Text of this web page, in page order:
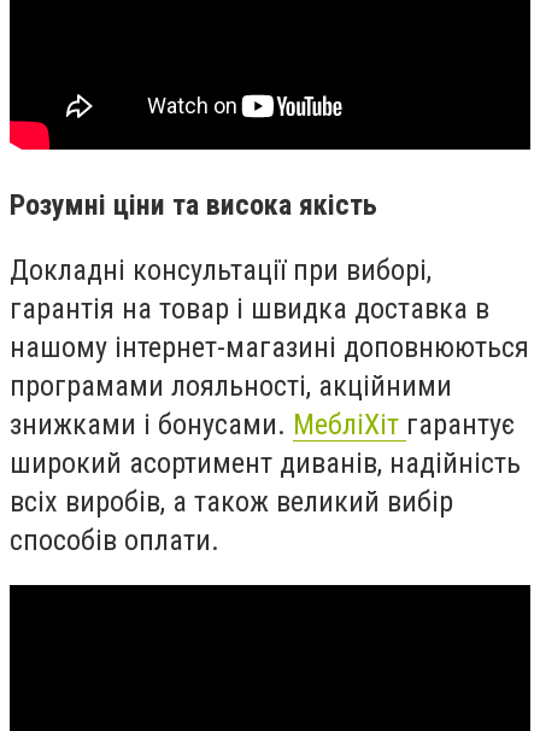
Розумні ціни та висока якість
Докладні консультації при виборі,
гарантія на товар і швидка доставка в
нашому інтернет-магазині доповнюються
програмами лояльності, акційними
знижками і бонусами. МебліХіт гарантує
широкий асортимент диванів, надійність
всіх виробів, а також великий вибір
способів оплати.